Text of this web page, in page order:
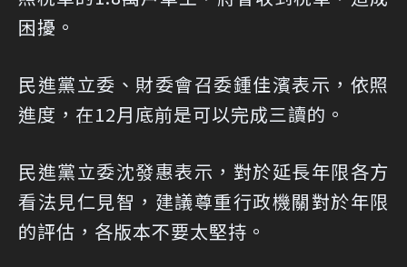
困擾。
民進黨立委、財委會召委鍾佳濱表示，依照
進度，在12月底前是可以完成三讀的。
民進黨立委沈發惠表示，對於延長年限各方
看法見仁見智，建議尊重行政機關對於年限
的評估，各版本不要太堅持。